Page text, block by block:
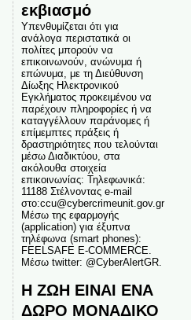
εκβιασμό
Υπενθυμίζεται ότι για
ανάλογα περιστατικά οι
πολίτες μπορούν να
επικοινωνούν, ανώνυμα ή
επώνυμα, με τη Διεύθυνση
Δίωξης Ηλεκτρονικού
Εγκλήματος προκειμένου να
παρέχουν πληροφορίες ή να
καταγγέλλουν παράνομες ή
επίμεμπτες πράξεις ή
δραστηριότητες που τελούνται
μέσω Διαδικτύου, στα
ακόλουθα στοιχεία
επικοινωνίας: Τηλεφωνικά:
11188 Στέλνοντας e-mail
στο:ccu@cybercrimeunit.gov.gr
Μέσω της εφαρμογής
(application) για έξυπνα
τηλέφωνα (smart phones):
FEELSAFE E-COMMERCE.
Μέσω twitter: @CyberAlertGR.
Η ΖΩΗ ΕΙΝΑΙ ΕΝΑ
ΔΩΡΟ ΜΟΝΑΔΙΚΟ